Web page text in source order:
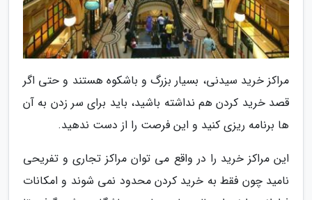
مراکز خرید سیدنی، بسیار بزرگ و باشکوه هستند و حتی اگر
قصد خرید کردن هم نداشته باشید، باید برای سر زدن به آن
ها برنامه ریزی کنید و این فرصت را از دست ندهید.
این مراکز خرید را در واقع می توان مراکز تجاری و تفریحی
نامید چون فقط به خرید کردن محدود نمی شوند و امکانات